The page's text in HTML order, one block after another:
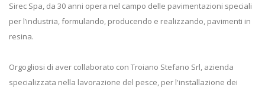
Sirec Spa, da 30 anni opera nel campo delle pavimentazioni speciali
per l’industria, formulando, producendo e realizzando, pavimenti in
resina.
Orgogliosi di aver collaborato con Troiano Stefano Srl, azienda
specializzata nella lavorazione del pesce, per l'installazione dei